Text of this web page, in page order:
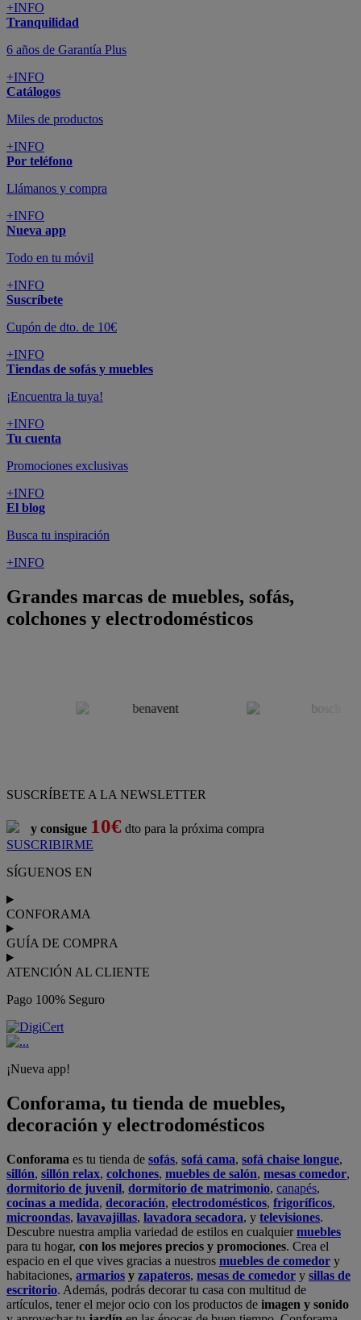
+INFO
Tranquilidad
6 años de Garantía Plus
+INFO
Catálogos
Miles de productos
+INFO
Por teléfono
Llámanos y compra
+INFO
Nueva app
Todo en tu móvil
+INFO
Suscríbete
Cupón de dto. de 10€
+INFO
Tiendas de sofás y muebles
¡Encuentra la tuya!
+INFO
Tu cuenta
Promociones exclusivas
+INFO
El blog
Busca tu inspiración
+INFO
Grandes marcas de muebles, sofás,
colchones y electrodomésticos
SUSCRÍBETE A LA NEWSLETTER
y consigue 10€ dto para la próxima compra
SUSCRIBIRME
SÍGUENOS EN
CONFORAMA
GUÍA DE COMPRA
ATENCIÓN AL CLIENTE
Pago 100% Seguro
¡Nueva app!
Conforama, tu tienda de muebles,
decoración y electrodomésticos
Conforama es tu tienda de sofás, sofá cama, sofá chaise longue,
sillón, sillón relax, colchones, muebles de salón, mesas comedor,
dormitorio de juvenil, dormitorio de matrimonio, canapés,
cocinas a medida, decoración, electrodomésticos, frigoríficos,
microondas, lavavajillas, lavadora secadora, y televisiones.
Descubre nuestra amplia variedad de estilos en cualquiermuebles
para tu hogar, con los mejores precios y promociones. Crea el
espacio en el que vives gracias a nuestros muebles de comedor y
habitaciones, armarios y zapateros, mesas de comedor y sillas de
escritorio. Además, podrás decorar tu casa con multitud de
artículos, tener el mejor ocio con los productos de imagen y sonido